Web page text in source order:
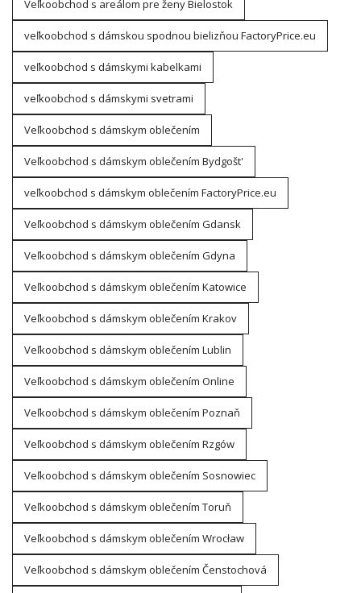
Veľkoobchod s areálom pre ženy Bielostok
veľkoobchod s dámskou spodnou bielizňou FactoryPrice.eu
veľkoobchod s dámskymi kabelkami
veľkoobchod s dámskymi svetrami
Veľkoobchod s dámskym oblečením
Veľkoobchod s dámskym oblečením Bydgošt'
veľkoobchod s dámskym oblečením FactoryPrice.eu
Veľkoobchod s dámskym oblečením Gdansk
Veľkoobchod s dámskym oblečením Gdyna
Veľkoobchod s dámskym oblečením Katowice
Veľkoobchod s dámskym oblečením Krakov
Veľkoobchod s dámskym oblečením Lublin
Veľkoobchod s dámskym oblečením Online
Veľkoobchod s dámskym oblečením Poznaň
Veľkoobchod s dámskym oblečením Rzgów
Veľkoobchod s dámskym oblečením Sosnowiec
Veľkoobchod s dámskym oblečením Toruň
Veľkoobchod s dámskym oblečením Wrocław
Veľkoobchod s dámskym oblečením Čenstochová